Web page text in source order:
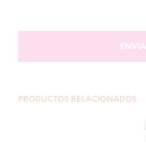
PRODUCTOS RELACIONADOS